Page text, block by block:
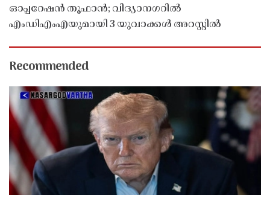
ഓപ്പറേഷൻ തൂഫാൻ; വിദ്യാനഗറിൽ
എംഡിഎംഎയുമായി 3 യുവാക്കൾ അറസ്റ്റിൽ
Recommended